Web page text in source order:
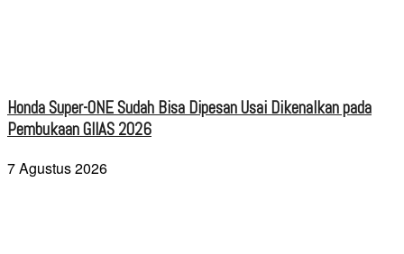
Honda Super-ONE Sudah Bisa Dipesan Usai Dikenalkan pada
Pembukaan GIIAS 2026
7 Agustus 2026